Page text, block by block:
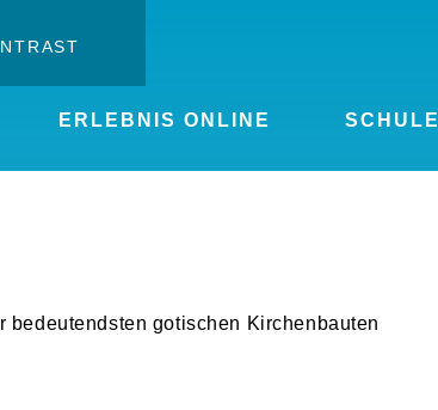
ändern
vergrößern
ERLEBNIS ONLINE SCHULE
bedeutendsten gotischen Kirchenbauten